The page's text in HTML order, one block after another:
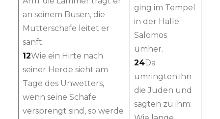
an seinem Busen, die
Mutterschafe leitet er
sanft.
12Wie ein Hirte nach
seiner Herde sieht am
Tage des Unwetters,
wenn seine Schafe
versprengt sind, so werde
ging im Tempel
in der Halle
Salomos
umher.
24Da
umringten ihn
die Juden und
sagten zu ihm: